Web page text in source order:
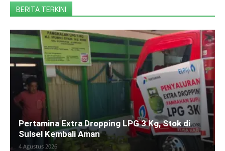
BERITA TERKINI
Pertamina Extra Dropping LPG 3 Kg, Stok di
Sulsel Kembali Aman
4 Agustus 2026